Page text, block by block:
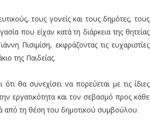
τους γονείς και τους δημότες, τους
που είχαν κατά τη διάρκεια της θητείας
Πισιμίση, εκφράζοντας τις ευχαριστίες
της Παιδείας.
θα συνεχίσει να πορεύεται με τις ίδιες
εργατικότητα και τον σεβασμό προς κάθε
από τη θέση του δημοτικού συμβούλου.